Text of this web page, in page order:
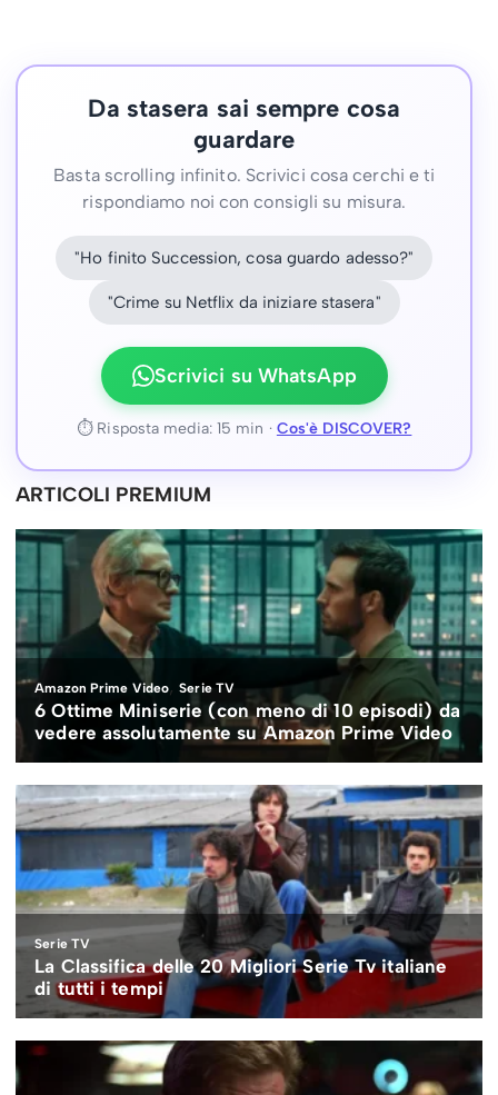
Da stasera sai sempre cosa
guardare
Basta scrolling infinito. Scrivici cosa cerchi e ti
rispondiamo noi con consigli su misura.
"Ho finito Succession, cosa guardo adesso?"
"Crime su Netflix da iniziare stasera"
Scrivici su WhatsApp
⏱ Risposta media: 15 min · Cos'è DISCOVER?
ARTICOLI PREMIUM